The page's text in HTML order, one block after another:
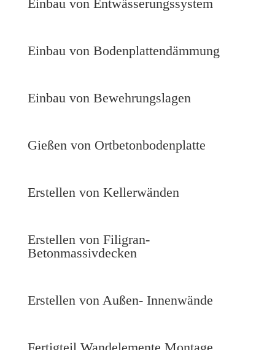
Einbau von Entwässerungssystem
Einbau von Bodenplattendämmung
Einbau von Bewehrungslagen
Gießen von Ortbetonbodenplatte
Erstellen von Kellerwänden
Erstellen von Filigran-
Betonmassivdecken
Erstellen von Außen- Innenwände